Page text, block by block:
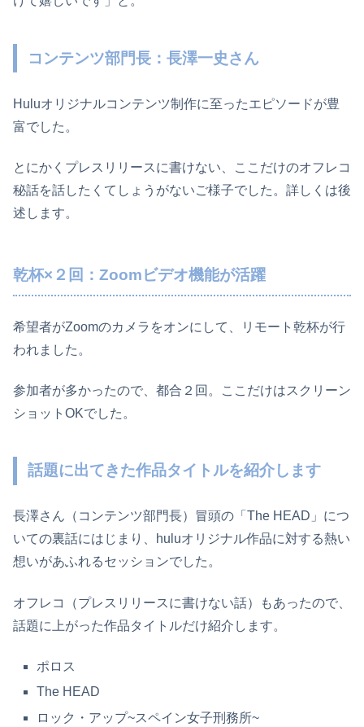
コンテンツ部門長：長澤一史さん
Huluオリジナルコンテンツ制作に至ったエピソードが豊
富でした。
とにかくプレスリリースに書けない、ここだけのオフレコ
秘話を話したくてしょうがないご様子でした。詳しくは後
述します。
乾杯×２回：Zoomビデオ機能が活躍
希望者がZoomのカメラをオンにして、リモート乾杯が行
われました。
参加者が多かったので、都合２回。ここだけはスクリーン
ショットOKでした。
話題に出てきた作品タイトルを紹介します
長澤さん（コンテンツ部門長）冒頭の「The HEAD」につ
いての裏話にはじまり、huluオリジナル作品に対する熱い
想いがあふれるセッションでした。
オフレコ（プレスリリースに書けない話）もあったので、
話題に上がった作品タイトルだけ紹介します。
ポロス
The HEAD
ロック・アップ~スペイン女子刑務所~